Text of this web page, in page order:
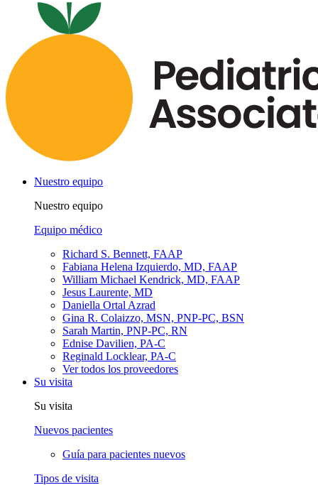
Nuestro equipo
Nuestro equipo
Equipo médico
Richard S. Bennett, FAAP
Fabiana Helena Izquierdo, MD, FAAP
William Michael Kendrick, MD, FAAP
Jesus Laurente, MD
Daniella Ortal Azrad
Gina R. Colaizzo, MSN, PNP-PC, BSN
Sarah Martin, PNP-PC, RN
Ednise Davilien, PA-C
Reginald Locklear, PA-C
Ver todos los proveedores
Su visita
Su visita
Nuevos pacientes
Guía para pacientes nuevos
Tipos de visita